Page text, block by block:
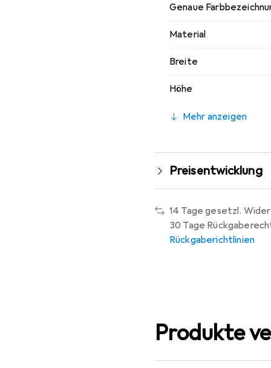
Genaue
Material
Breite
Höhe
Mehr anzeigen
Preisentwicklung
14 Tage gesetzl.
30 Tage
Rückgaberichtlinien
Produkte